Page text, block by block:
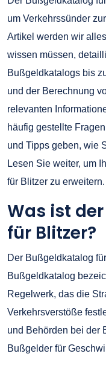
um Verkehrssünder
Artikel werden wir
wissen müssen,
Bußgeldkatalogs bis
und der Berechnung
relevanten
häufig gestellte
und Tipps geben, wie
Lesen Sie weiter, um
für Blitzer zu erweitern.
Was ist
für Blitzer?
Der Bußgeldkatalog
Bußgeldkatalog
Regelwerk, das die
Verkehrsverstöße
und Behörden bei der
Bußgelder für